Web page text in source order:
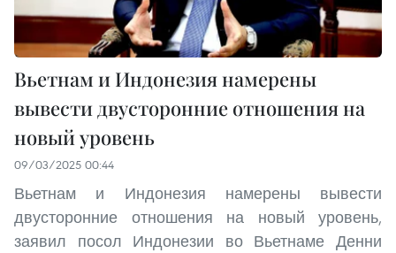
Вьетнам и Индонезия намерены
вывести двусторонние отношения на
новый уровень
09/03/2025 00:44
Вьетнам и Индонезия намерены вывести
двусторонние отношения на новый уровень,
заявил посол Индонезии во Вьетнаме Денни